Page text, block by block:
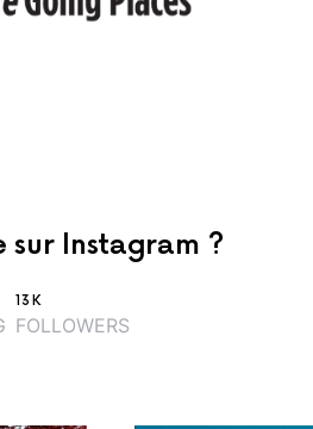
sur Instagram ?
13K
FOLLOWERS